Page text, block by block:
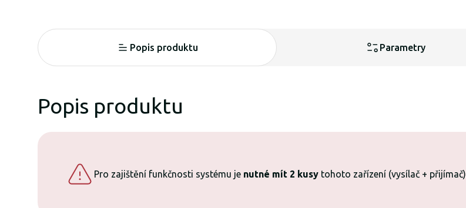
Popis produktu Parametry
Popis produktu
Pro zajištění funkčnosti systému je nutné mít 2 kusy tohoto zařízení (vysílač + přijímač).